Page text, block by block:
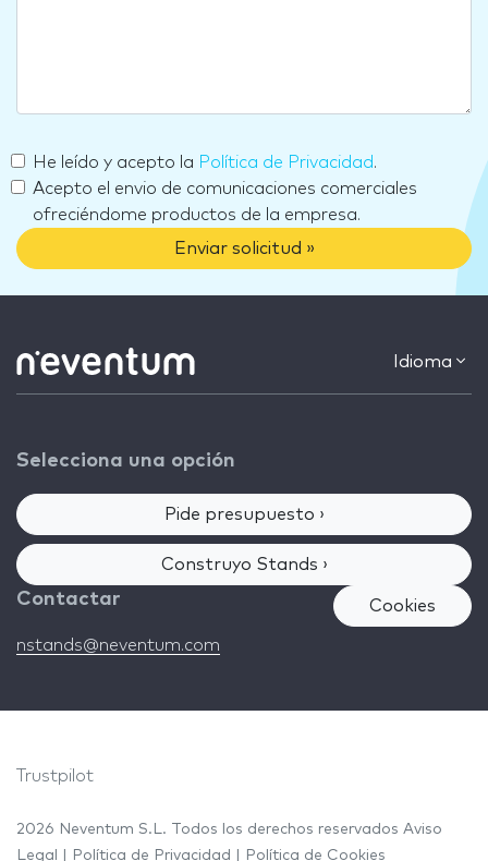
He leído y acepto la Política de Privacidad.
Acepto el envio de comunicaciones comerciales
ofreciéndome productos de la empresa.
Enviar solicitud »
Idioma
Selecciona una opción
Pide presupuesto ›
Construyo Stands ›
Contactar
nstands@neventum.com
Cookies
Trustpilot
2026 Neventum S.L. Todos los derechos reservados Aviso
Legal
Política de Privacidad Política de Cookies